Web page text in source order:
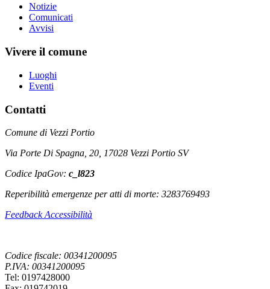
Notizie
Comunicati
Avvisi
Vivere il comune
Luoghi
Eventi
Contatti
Comune di Vezzi Portio
Via Porte Di Spagna, 20, 17028 Vezzi Portio SV
Codice IpaGov: c_l823
Reperibilità emergenze per atti di morte: 3283769493
Feedback Accessibilità
Codice fiscale: 00341200095
P.IVA: 00341200095
Tel: 0197428000